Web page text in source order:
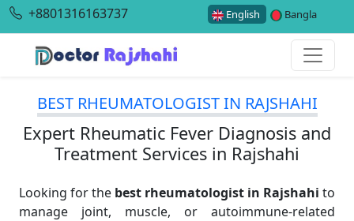
+8801316163737 English Bangla
BEST RHEUMATOLOGIST IN RAJSHAHI
Expert Rheumatic Fever Diagnosis and
Treatment Services in Rajshahi
Looking for the best rheumatologist in Rajshahi to
manage joint, muscle, or autoimmune-related